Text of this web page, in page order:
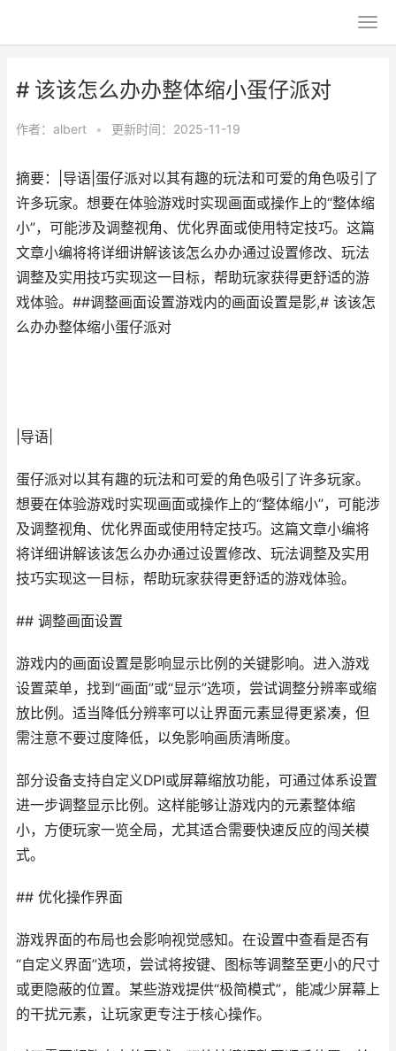
# 该该怎么办办整体缩小蛋仔派对
作者： albert • 更新时间：2025-11-19
摘要：|导语|蛋仔派对以其有趣的玩法和可爱的角色吸引了
许多玩家。想要在体验游戏时实现画面或操作上的“整体缩
小”，可能涉及调整视角、优化界面或使用特定技巧。这篇
文章小编将将详细讲解该该怎么办办通过设置修改、玩法
调整及实用技巧实现这一目标，帮助玩家获得更舒适的游
戏体验。##调整画面设置游戏内的画面设置是影,# 该该怎
么办办整体缩小蛋仔派对
|导语|
蛋仔派对以其有趣的玩法和可爱的角色吸引了许多玩家。
想要在体验游戏时实现画面或操作上的“整体缩小”，可能涉
及调整视角、优化界面或使用特定技巧。这篇文章小编将
将详细讲解该该怎么办办通过设置修改、玩法调整及实用
技巧实现这一目标，帮助玩家获得更舒适的游戏体验。
## 调整画面设置
游戏内的画面设置是影响显示比例的关键影响。进入游戏
设置菜单，找到“画面”或“显示”选项，尝试调整分辨率或缩
放比例。适当降低分辨率可以让界面元素显得更紧凑，但
需注意不要过度降低，以免影响画质清晰度。
部分设备支持自定义DPI或屏幕缩放功能，可通过体系设置
进一步调整显示比例。这样能够让游戏内的元素整体缩
小，方便玩家一览全局，尤其适合需要快速反应的闯关模
式。
## 优化操作界面
游戏界面的布局也会影响视觉感知。在设置中查看是否有
“自定义界面”选项，尝试将按键、图标等调整至更小的尺寸
或更隐蔽的位置。某些游戏提供“极简模式”，能减少屏幕上
的干扰元素，让玩家更专注于核心操作。